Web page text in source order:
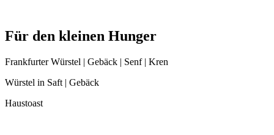
Für den kleinen Hunger
Frankfurter Würstel | Gebäck | Senf | Kren
Würstel in Saft | Gebäck
Haustoast